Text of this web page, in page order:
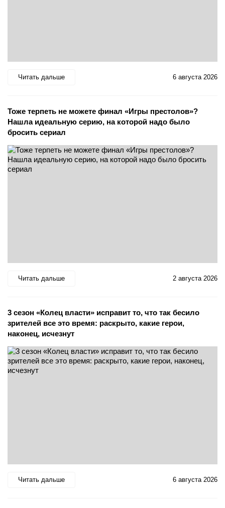
Читать дальше 6 августа 2026
Тоже терпеть не можете финал «Игры престолов»?
Нашла идеальную серию, на которой надо было
бросить сериал
Читать дальше 2 августа 2026
3 сезон «Колец власти» исправит то, что так бесило
зрителей все это время: раскрыто, какие герои,
наконец, исчезнут
Читать дальше 6 августа 2026